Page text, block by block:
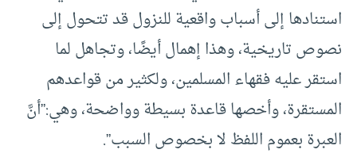
استنادها إلى أسباب واقعية للنزول قد تتحول إلى
نصوص تاريخية، وهذا إهمال أيضًا، وتجاهل لما
استقر عليه فقهاء المسلمين، ولكثير من قواعدهم
المستقرة، وأخصها قاعدة بسيطة وواضحة، وهي:”أنَّ
العبرة بعموم اللفظ لا بخصوص السبب”.